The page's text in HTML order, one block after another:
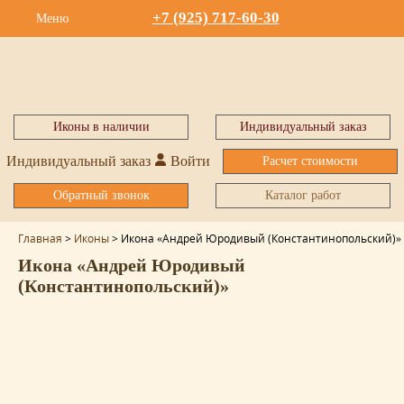
Меню +7 (925) 717-60-30
Иконы в наличии Индивидуальный заказ
Индивидуальный заказ Войти Расчет стоимости
Обратный звонок Каталог работ
Главная > Иконы> Икона «Андрей Юродивый (Константинопольский)»
Икона «Андрей Юродивый
(Константинопольский)»